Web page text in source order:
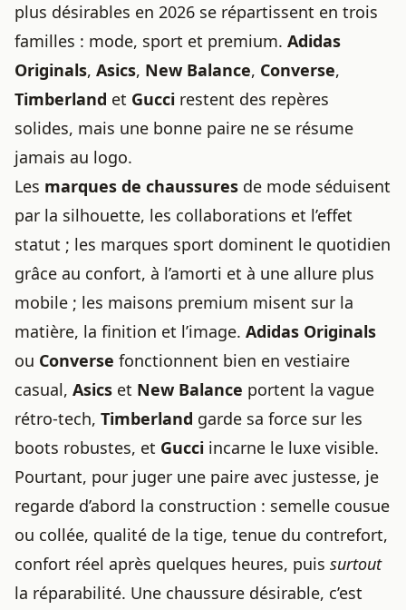
plus désirables en 2026 se répartissent en trois
familles : mode, sport et premium. Adidas
Originals, Asics, New Balance, Converse,
Timberland et Gucci restent des repères
solides, mais une bonne paire ne se résume
jamais au logo.
Les marques de chaussures de mode séduisent
par la silhouette, les collaborations et l’effet
statut ; les marques sport dominent le quotidien
grâce au confort, à l’amorti et à une allure plus
mobile ; les maisons premium misent sur la
matière, la finition et l’image. Adidas Originals
ou Converse fonctionnent bien en vestiaire
casual, Asics et New Balance portent la vague
rétro-tech, Timberland garde sa force sur les
boots robustes, et Gucci incarne le luxe visible.
Pourtant, pour juger une paire avec justesse, je
regarde d’abord la construction : semelle cousue
ou collée, qualité de la tige, tenue du contrefort,
confort réel après quelques heures, puis surtout
la réparabilité. Une chaussure désirable, c’est